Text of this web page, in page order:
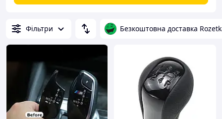
Фільтри Безкоштовна доставка